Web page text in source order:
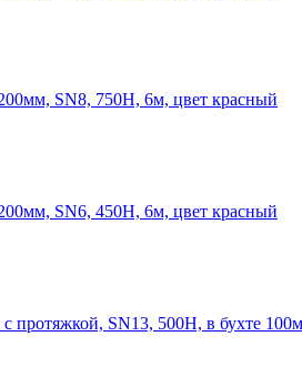
SN8, 750Н, 6м, цвет красный
SN6, 450Н, 6м, цвет красный
протяжкой, SN13, 500Н, в бухте